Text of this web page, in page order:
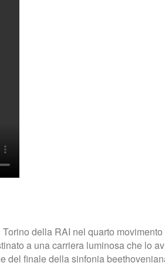
della RAI nel quarto
a una carriera luminosa che lo
del finale della sinfonia